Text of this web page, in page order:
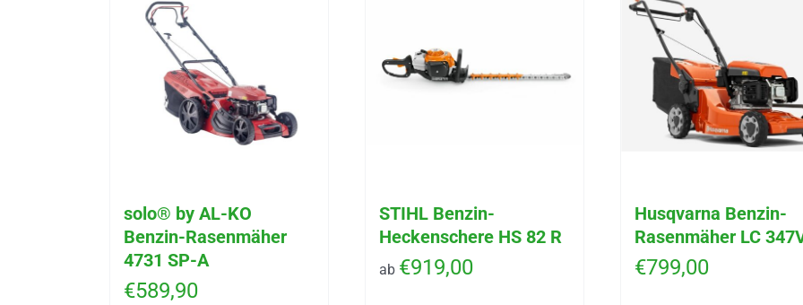
solo® by AL-KO
Benzin-Rasenmäher
4731 SP-A
€589,90
STIHL Benzin-
Heckenschere HS 82 R
ab €919,00
Husqvarna Benzin-
Rasenmäher LC
€799,00